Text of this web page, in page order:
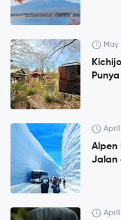
May
April
Alpen
Jalan
April